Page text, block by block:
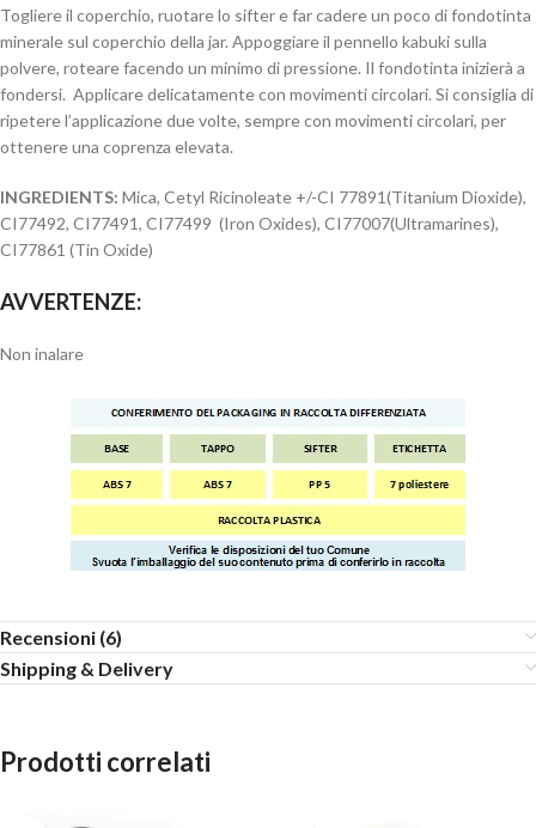
Togliere il coperchio, ruotare lo sifter e far cadere un poco di fondotinta
minerale sul coperchio della jar. Appoggiare il pennello kabuki sulla
polvere, roteare facendo un minimo di pressione. Il fondotinta inizierà a
fondersi. Applicare delicatamente con movimenti circolari. Si consiglia di
ripetere l’applicazione due volte, sempre con movimenti circolari, per
ottenere una coprenza elevata.
INGREDIENTS: Mica, Cetyl Ricinoleate +/-CI 77891(Titanium Dioxide),
CI77492, CI77491, CI77499 (Iron Oxides), CI77007(Ultramarines),
CI77861 (Tin Oxide)
AVVERTENZE:
Non inalare
Recensioni (6)
Shipping & Delivery
Prodotti correlati